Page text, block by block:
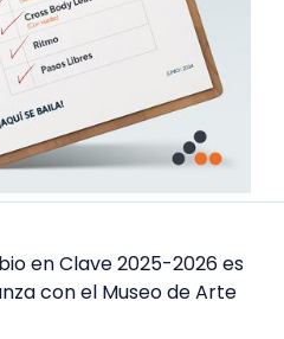
en Clave 2025-2026 es
con el Museo de Arte